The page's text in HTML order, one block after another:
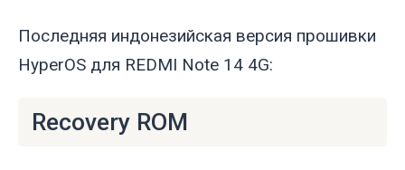
Последняя индонезийская версия прошивки
HyperOS для REDMI Note 14 4G:
Recovery ROM